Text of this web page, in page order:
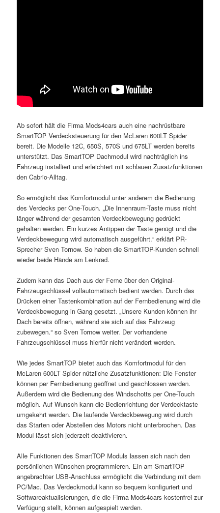
Ab sofort hält die Firma Mods4cars auch eine nachrüstbare
SmartTOP Verdecksteuerung für den McLaren 600LT Spider
bereit. Die Modelle 12C, 650S, 570S und 675LT werden bereits
unterstützt. Das SmartTOP Dachmodul wird nachträglich ins
Fahrzeug installiert und erleichtert mit schlauen Zusatzfunktionen
den Cabrio-Alltag.
So ermöglicht das Komfortmodul unter anderem die Bedienung
des Verdecks per One-Touch. „Die Innenraum-Taste muss nicht
länger während der gesamten Verdeckbewegung gedrückt
gehalten werden. Ein kurzes Antippen der Taste genügt und die
Verdeckbewegung wird automatisch ausgeführt.“ erklärt PR-
Sprecher Sven Tornow. So haben die SmartTOP-Kunden schnell
wieder beide Hände am Lenkrad.
Zudem kann das Dach aus der Ferne über den Original-
Fahrzeugschlüssel vollautomatisch bedient werden. Durch das
Drücken einer Tastenkombination auf der Fernbedienung wird die
Verdeckbewegung in Gang gesetzt. „Unsere Kunden können ihr
Dach bereits öffnen, während sie sich auf das Fahrzeug
zubewegen.“ so Sven Tornow weiter. Der vorhandene
Fahrzeugschlüssel muss hierfür nicht verändert werden.
Wie jedes SmartTOP bietet auch das Komfortmodul für den
McLaren 600LT Spider nützliche Zusatzfunktionen: Die Fenster
können per Fernbedienung geöffnet und geschlossen werden.
Außerdem wird die Bedienung des Windschotts per One-Touch
möglich. Auf Wunsch kann die Bedienrichtung der Verdecktaste
umgekehrt werden. Die laufende Verdeckbewegung wird durch
das Starten oder Abstellen des Motors nicht unterbrochen. Das
Modul lässt sich jederzeit deaktivieren.
Alle Funktionen des SmartTOP Moduls lassen sich nach den
persönlichen Wünschen programmieren. Ein am SmartTOP
angebrachter USB-Anschluss ermöglicht die Verbindung mit dem
PC/Mac. Das Verdeckmodul kann so bequem konfiguriert und
Softwareaktualisierungen, die die Firma Mods4cars kostenfrei zur
Verfügung stellt, können aufgespielt werden.